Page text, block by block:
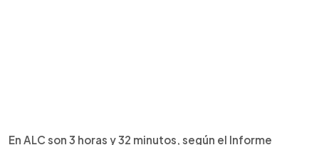
En ALC son 3 horas y 32 minutos, según el Informe